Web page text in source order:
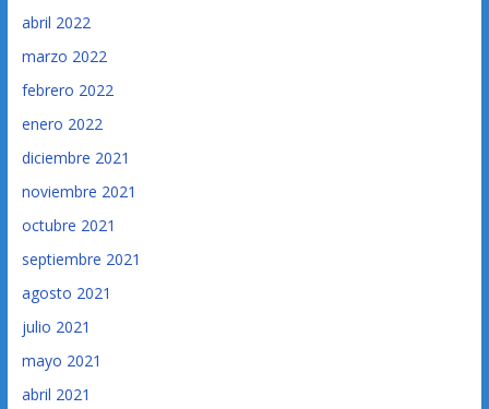
abril 2022
marzo 2022
febrero 2022
enero 2022
diciembre 2021
noviembre 2021
octubre 2021
septiembre 2021
agosto 2021
julio 2021
mayo 2021
abril 2021